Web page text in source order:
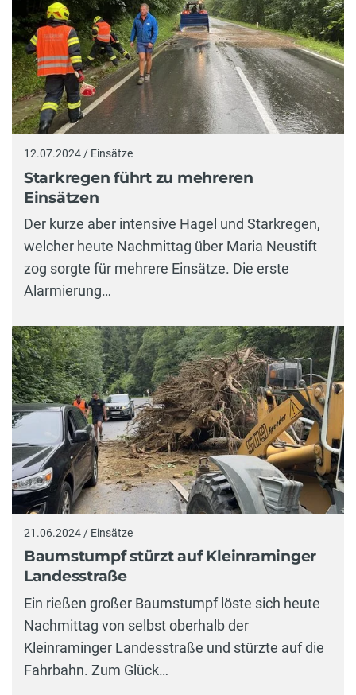
12.07.2024 / Einsätze
Starkregen führt zu mehreren
Einsätzen
Der kurze aber intensive Hagel und Starkregen,
welcher heute Nachmittag über Maria Neustift
zog sorgte für mehrere Einsätze. Die erste
Alarmierung…
21.06.2024 / Einsätze
Baumstumpf stürzt auf Kleinraminger
Landesstraße
Ein rießen großer Baumstumpf löste sich heute
Nachmittag von selbst oberhalb der
Kleinraminger Landesstraße und stürzte auf die
Fahrbahn. Zum Glück…